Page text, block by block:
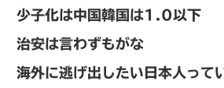
少子化は中国韓国は1.0以下
治安は言わずもがな
海外に逃げ出したい日本人って